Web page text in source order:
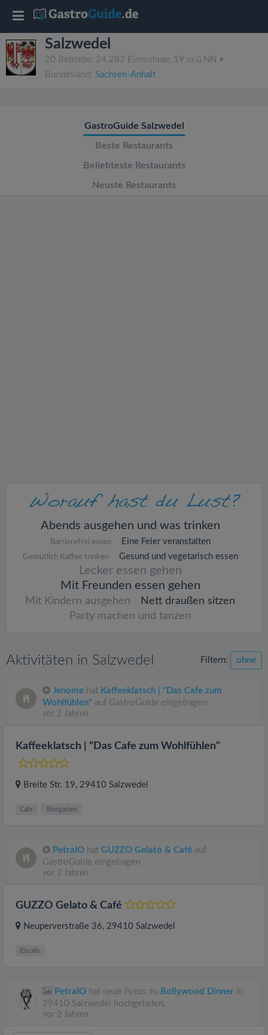
Salzwedel
20 Betriebe, 24.282 Einwohner, 19 m ü.NN •
Bundesland: Sachsen-Anhalt
GastroGuide Salzwedel
Beste Restaurants
Beliebteste Restaurants
Neuste Restaurants
Abends ausgehen und was trinken
Barrierefrei essen Eine Feier veranstalten
Gemütlich Kaffee trinken Gesund und vegetarisch essen
Lecker essen gehen
Mit Freunden essen gehen
Mit Kindern ausgehen
Nett draußen sitzen
Party machen und tanzen
Aktivitäten in Salzwedel Filtern: ohne
Jenome hat Kaffeeklatsch | "Das Cafe zum
Wohlfühlen" auf GastroGuide eingetragen
vor 2 Jahren
Kaffeeklatsch | "Das Cafe zum Wohlfühlen"
Breite Str. 19, 29410 Salzwedel
Cafe Biergarten
PetraIO hat GUZZO Gelato & Café auf
GastroGuide eingetragen
vor 2 Jahren
GUZZO Gelato & Café
Neuperverstraße 36, 29410 Salzwedel
Eiscafe
PetraIO hat neue Fotos zu Bollywood Dinner in
29410 Salzwedel hochgeladen.
vor 2 Jahren
T
o
g